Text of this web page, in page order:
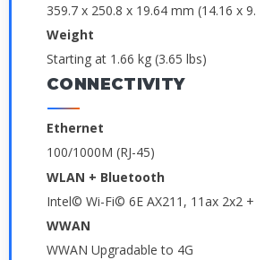
359.7 x 250.8 x 19.64 mm (14.16 x
Weight
Starting at 1.66 kg (3.65 lbs)
CONNECTIVITY
Ethernet
100/1000M (RJ-45)
WLAN + Bluetooth
Intel© Wi-Fi© 6E AX211, 11ax 2x2
WWAN
WWAN Upgradable to 4G